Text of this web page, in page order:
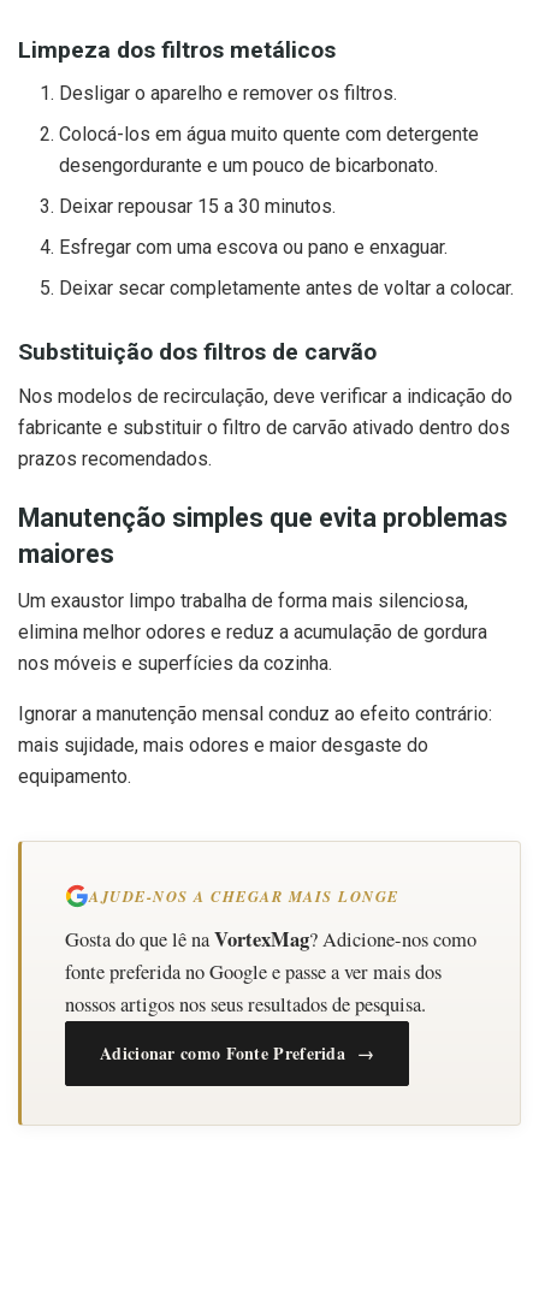
Limpeza dos filtros metálicos
Desligar o aparelho e remover os filtros.
Colocá-los em água muito quente com detergente
desengordurante e um pouco de bicarbonato.
Deixar repousar 15 a 30 minutos.
Esfregar com uma escova ou pano e enxaguar.
Deixar secar completamente antes de voltar a colocar.
Substituição dos filtros de carvão
Nos modelos de recirculação, deve verificar a indicação do
fabricante e substituir o filtro de carvão ativado dentro dos
prazos recomendados.
Manutenção simples que evita problemas
maiores
Um exaustor limpo trabalha de forma mais silenciosa,
elimina melhor odores e reduz a acumulação de gordura
nos móveis e superfícies da cozinha.
Ignorar a manutenção mensal conduz ao efeito contrário:
mais sujidade, mais odores e maior desgaste do
equipamento.
AJUDE-NOS A CHEGAR MAIS LONGE
Gosta do que lê naVortexMag? Adicione-nos como
fonte preferida no Google e passe a ver mais dos
nossos artigos nos seus resultados de pesquisa.
Adicionar como Fonte Preferida →